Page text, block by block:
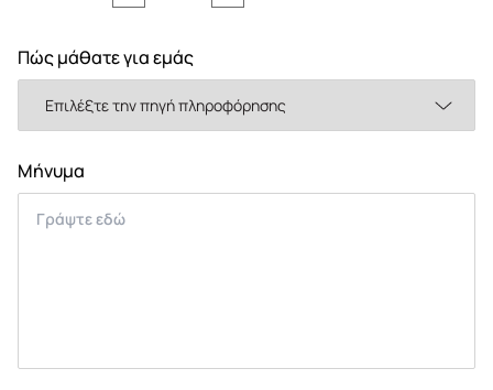
Πώς μάθατε για εμάς
Μήνυμα